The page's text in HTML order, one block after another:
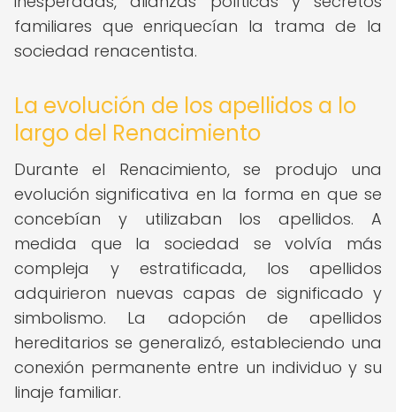
familiares que enriquecían la trama de la
sociedad renacentista.
La evolución de los apellidos a lo
largo del Renacimiento
Durante el Renacimiento, se produjo una
evolución significativa en la forma en que se
concebían y utilizaban los apellidos. A
medida que la sociedad se volvía más
compleja y estratificada, los apellidos
adquirieron nuevas capas de significado y
simbolismo. La adopción de apellidos
hereditarios se generalizó, estableciendo una
conexión permanente entre un individuo y su
linaje familiar.